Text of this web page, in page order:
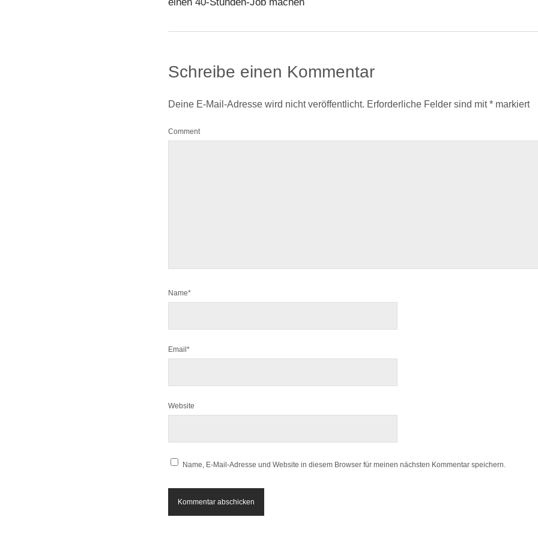
Schreibe einen Kommentar
Deine E-Mail-Adresse wird nicht veröffentlicht. Erforderliche Felder sind mit*markiert
Comment
Name*
Email*
Website
Name, E-Mail-Adresse und Website in diesem Browser für meinen nächsten Kommentar speichern.